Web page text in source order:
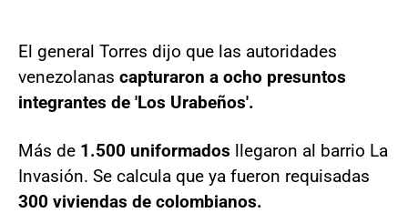
El general Torres dijo que las autoridades
venezolanas capturaron a ocho presuntos
integrantes de 'Los Urabeños'.
Más de 1.500 uniformados llegaron al barrio La
Invasión. Se calcula que ya fueron requisadas
300 viviendas de colombianos.